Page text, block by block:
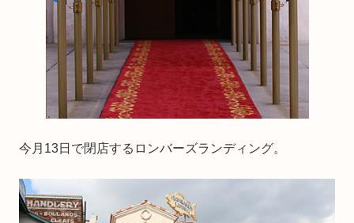
今月13日で閉店するロンバーズランディング。